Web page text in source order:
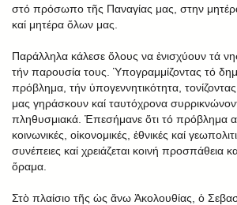
στό πρόσωπο τῆς Παναγίας μας, στην
καί μητέρα ὅλων μας.
Παράλληλα κάλεσε ὅλους να ἐνισχύουν τά
τήν παρουσία τους. Ὑπογραμμίζοντας τό
πρόβλημα, τήν ὑπογεννητικότητα, τονίζοντας
μας γηράσκουν καί ταυτόχρονα
πληθυσμιακά. Ἐπεσήμανε ὅτι τό πρόβλημα
κοινωνικές, οἰκονομικές, ἐθνικές καί
συνέπειες καί χρειάζεται κοινή προσπάθεια
ὅραμα.
Στὸ πλαίσιο τῆς ὡς ἄνω Ἀκολουθίας, ὁ